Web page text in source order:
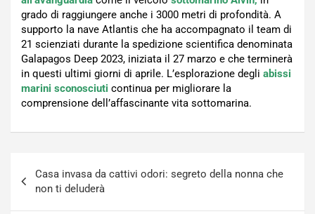
grado di raggiungere anche i 3000 metri di profondità. A
supporto la nave Atlantis che ha accompagnato il team di
21 scienziati durante la spedizione scientifica denominata
Galapagos Deep 2023, iniziata il 27 marzo e che terminerà
in questi ultimi giorni di aprile. L’esplorazione degli abissi
marini sconosciuti continua per migliorare la
comprensione dell’affascinante vita sottomarina.
articoli
Casa invasa da cattivi odori: segreto della nonna che
non ti deluderà